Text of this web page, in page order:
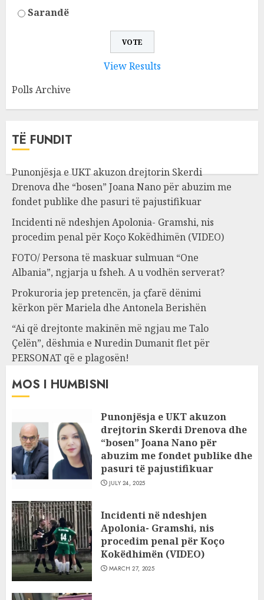
Sarandë
View Results
Polls Archive
TË FUNDIT
Punonjësja e UKT akuzon drejtorin Skerdi
Drenova dhe “bosen” Joana Nano për abuzim me
fondet publike dhe pasuri të pajustifikuar
Incidenti në ndeshjen Apolonia- Gramshi, nis
procedim penal për Koço Kokëdhimën (VIDEO)
FOTO/ Persona të maskuar sulmuan “One
Albania”, ngjarja u fsheh. A u vodhën serverat?
Prokuroria jep pretencën, ja çfarë dënimi
kërkon për Mariela dhe Antonela Berishën
“Ai që drejtonte makinën më ngjau me Talo
Çelën”, dëshmia e Nuredin Dumanit flet për
PERSONAT që e plagosën!
MOS I HUMBISNI
Punonjësja e UKT akuzon
drejtorin Skerdi Drenova dhe
“bosen” Joana Nano për
abuzim me fondet publike dhe
pasuri të pajustifikuar
JULY 24, 2025
Incidenti në ndeshjen
Apolonia- Gramshi, nis
procedim penal për Koço
Kokëdhimën (VIDEO)
MARCH 27, 2025